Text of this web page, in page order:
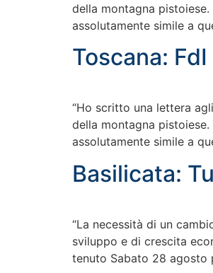
della montagna
assolutamente simile a
Toscana:
“Ho scritto una lettera
della montagna
assolutamente simile a
Basilicata:
“La necessità di un
sviluppo e di crescita
tenuto Sabato 28 agosto